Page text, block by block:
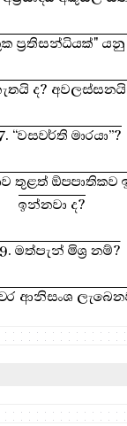
ප්‍රතිසන්ධියක්"
ද? අවලස්සනයි
“වසවර්ති මාරයා”?
තුළත් ඕපපාතිකව
ඉන්නවා ද?
මත්පැන් මිශ්‍ර නම්?
ආනිසංශ